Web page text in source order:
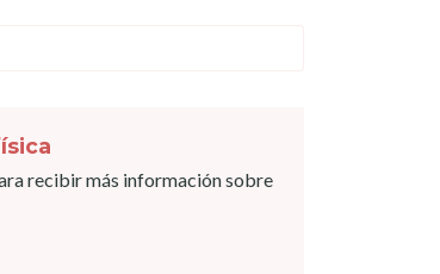
recibir más información sobre